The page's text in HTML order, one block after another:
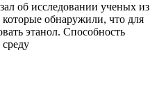
об исследовании ученых из
обнаружили, что для
этанол. Способность
среду